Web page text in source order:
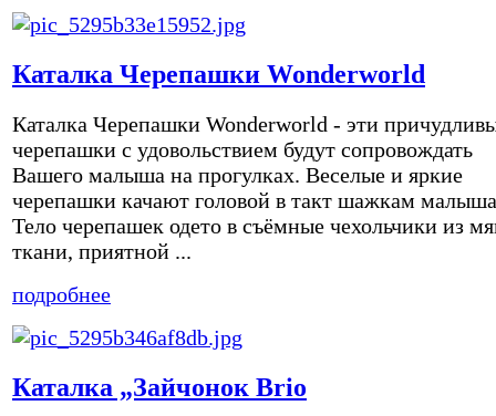
Каталка Черепашки Wonderworld
Каталка Черепашки Wonderworld - эти
черепашки с удовольствием будут сопровождать
Вашего малыша на прогулках. Веселые и яркие
черепашки качают головой в такт шажкам
Тело черепашек одето в съёмные чехольчики из
ткани, приятной ...
подробнее
Каталка „Зайчонок Brio